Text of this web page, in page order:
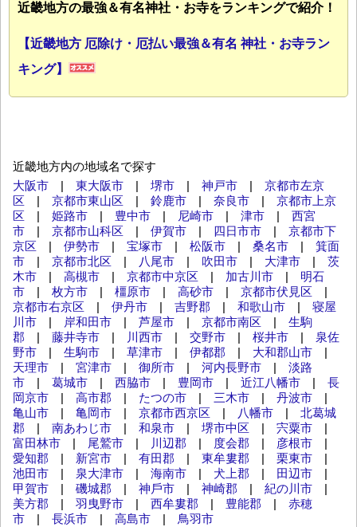
近畿地方の最強＆有名神社・お寺をランキングで紹介！
【近畿地方 厄除け・厄払い最強＆有名 神社・お寺ラン
キング】
近畿地方内の地域名で探す
大阪市 | 東大阪市 | 堺市 | 神戸市 | 京都市左京
区 | 京都市東山区 | 鈴鹿市 | 奈良市 | 京都市上京
区 | 姫路市 | 豊中市 | 尼崎市 | 津市 | 西宮
市 | 京都市山科区 | 伊賀市 | 四日市市 | 京都市下
京区 | 伊勢市 | 宝塚市 | 松阪市 | 桑名市 | 箕面
市 | 京都市北区 | 八尾市 | 吹田市 | 大津市 | 茨
木市 | 高槻市 | 京都市中京区 | 加古川市 | 明石
市 | 枚方市 | 橿原市 | 高砂市 | 京都市伏見区 |
京都市右京区 | 伊丹市 | 吉野郡 | 和歌山市 | 寝屋
川市 | 岸和田市 | 芦屋市 | 京都市南区 | 生駒
郡 | 藤井寺市 | 川西市 | 交野市 | 桜井市 | 泉佐
野市 | 生駒市 | 草津市 | 伊都郡 | 大和郡山市 |
天理市 | 宮津市 | 御所市 | 河内長野市 | 淡路
市 | 葛城市 | 西脇市 | 豊岡市 | 近江八幡市 | 長
岡京市 | 高市郡 | たつの市 | 三木市 | 丹波市 |
亀山市 | 亀岡市 | 京都市西京区 | 八幡市 | 北葛城
郡 | 南あわじ市 | 和泉市 | 堺市中区 | 宍粟市 |
富田林市 | 尾鷲市 | 川辺郡 | 度会郡 | 彦根市 |
愛知郡 | 新宮市 | 有田郡 | 東牟婁郡 | 栗東市 |
池田市 | 泉大津市 | 海南市 | 犬上郡 | 田辺市 |
甲賀市 | 磯城郡 | 神⼾市 | 神崎郡 | 紀の川市 |
美方郡 | 羽曳野市 | 西牟婁郡 | 豊能郡 | 赤穂
市 | 長浜市 | 高島市 | 鳥羽市